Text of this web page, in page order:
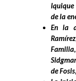
Iquique
de la
En la
de